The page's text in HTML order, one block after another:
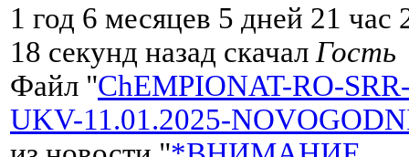
1 год 6 месяцев 5 дней 21
18 секунд назад скачал Гость
Файл "ChEMPIONAT-RO-
UKV-11.01.2025-